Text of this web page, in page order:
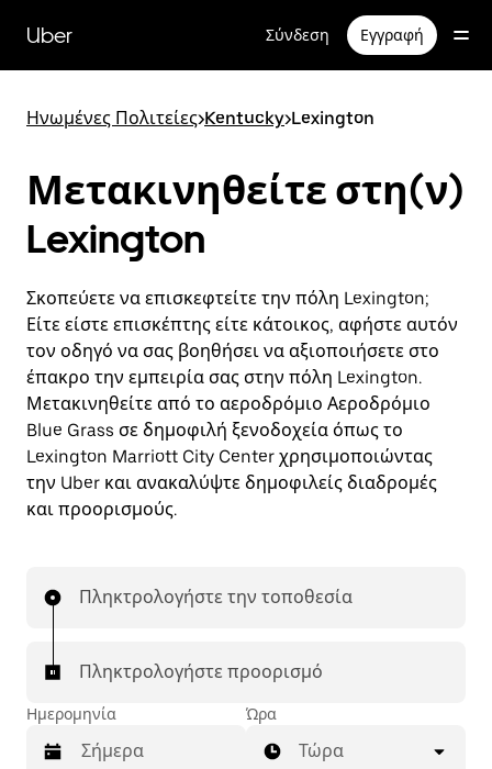
κύριο
περιεχόμενο
Uber Σύνδεση Εγγραφή
Ηνωμένες Πολιτείες>Kentucky>Lexington
Μετακινηθείτε στη(ν)
Lexington
Σκοπεύετε να επισκεφτείτε την πόλη Lexington;
Είτε είστε επισκέπτης είτε κάτοικος, αφήστε αυτόν
τον οδηγό να σας βοηθήσει να αξιοποιήσετε στο
έπακρο την εμπειρία σας στην πόλη Lexington.
Μετακινηθείτε από το αεροδρόμιο Αεροδρόμιο
Blue Grass σε δημοφιλή ξενοδοχεία όπως το
Lexington Marriott City Center χρησιμοποιώντας
την Uber και ανακαλύψτε δημοφιλείς διαδρομές
και προορισμούς.
Πληκτρολογήστε την τοποθεσία
Πληκτρολογήστε προορισμό
Ημερομηνία Ώρα
Τώρα